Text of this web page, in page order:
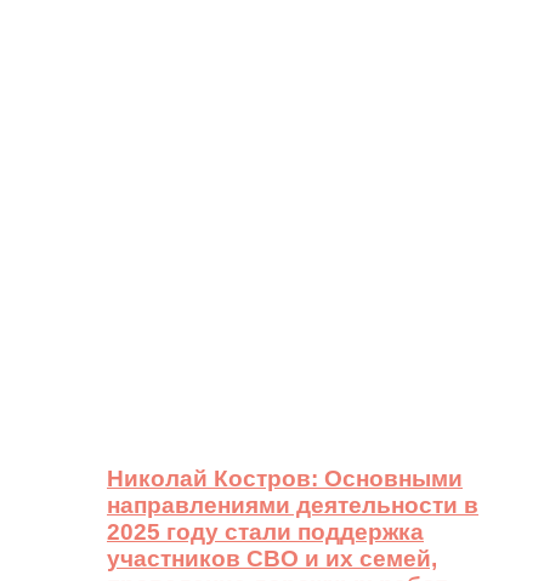
Николай Костров: Основными
направлениями деятельности в
2025 году стали поддержка
участников СВО и их семей,